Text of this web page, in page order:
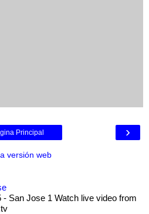
›
Principal
versión web
- San Jose 1 Watch live video from